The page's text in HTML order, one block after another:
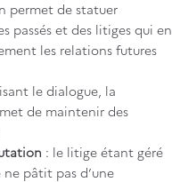
permet de statuer
passés et des litiges qui en
les relations futures
le dialogue, la
de maintenir des
: le litige étant géré
pâtit pas d’une